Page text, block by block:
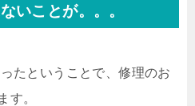
いことが。。。
たということで、修理のお
す。